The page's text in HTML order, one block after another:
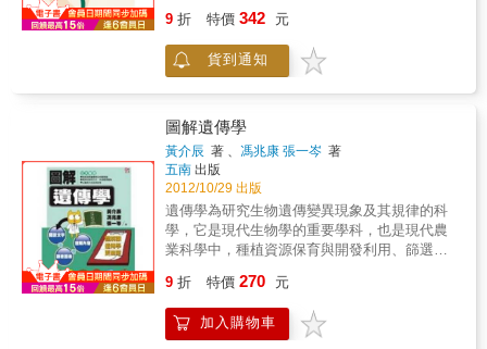
家們，在他們光輝的成績背後又有許多不為人
一部前所未有的視角講述了在人類與細菌、病
毒等微生物共存的漫長歷史中，與他們亦敵亦
友、或和諧相處，或互相對抗的關係。尤其是
人類面對一次次猛烈的大瘟疫、流行病中，所
作出的不懈努力，所經歷的慘痛失敗。在這場
漫長而沒有硝煙的戰役中，人類世界湧現了一
代代超凡卓越的科學家們，在他們光輝的成績
背後又有許多不為人知、令人動容的故事。 &
※在這本書裡，不但可以看到一部宏觀的人類
與細菌、病毒世界的關係史，更可以看到在這
部大歷史下，更為鮮活的細節。
編成專書。
迺迪總統那不完全來自曬太陽的古銅膚色，以
及愛因斯坦的卓絕天才？是什麼樣的基因組
合，造就出史上獨一無二的小提琴家帕格尼尼
但早在十九世紀，它們其實是由不同人所發現
的，而且沒有人知道它們是彼此相關的。光是
生物學家如何研究DNA與基因，最後將兩者聯
想在一起，再加上染色體，以及六十年前人類
首度發現的DNA雙螺旋結構，最後發展出遺傳
學，本身歷程就如同史詩一般精彩。本書將科
學、歷史與文化巧妙地結合在一起，為我們釐
清基因密碼的祕密，闡釋遺傳學如何為人類的
歷史增添色彩，以及DNA將如何決定人類的未
長，而我們身體內的DNA，長度更是足以伸展
到月球。在這些千纏百繞的雙股螺旋中，潛藏
9 折 特價 342 元
貨到通知
圖解遺傳學
黃介辰 著 、馮兆康 張一岑 著
五南 出版
2012/10/29 出版
遺傳學為研究生物遺傳變異現象及其規律的科
學，它是現代生物學的重要學科，也是現代農
業科學中，種植資源保育與開發利用、篩選育
方式，深入淺出、循序漸進的方式與通俗易懂
的文字，整體而系統地介紹了遺傳學的基本理
論、方法與技術。本書凸顯重點，將理論與實
9 折 特價 270 元
加入購物車